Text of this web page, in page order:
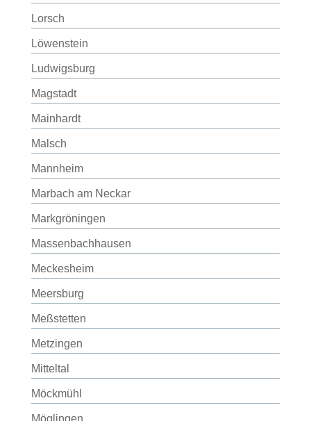
Lorsch
Löwenstein
Ludwigsburg
Magstadt
Mainhardt
Malsch
Mannheim
Marbach am Neckar
Markgröningen
Massenbachhausen
Meckesheim
Meersburg
Meßstetten
Metzingen
Mitteltal
Möckmühl
Möglingen